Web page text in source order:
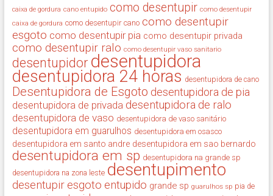
caixa de gordura cano entupido como desentupir como desentupir
caixa de gordura como desentupir cano como desentupir
esgoto como desentupir pia como desentupir privada
como desentupir ralo como desentupir vaso sanitario
desentupidor desentupidora
desentupidora 24 horas desentupidora de cano
Desentupidora de Esgoto desentupidora de pia
desentupidora de privada desentupidora de ralo
desentupidora de vaso desentupidora de vaso sanitário
desentupidora em guarulhos desentupidora em osasco
desentupidora em santo andre desentupidora em sao bernardo
desentupidora em sp desentupidora na grande sp
desentupidora na zona leste desentupimento
desentupir esgoto entupido grande sp guarulhos sp pia de